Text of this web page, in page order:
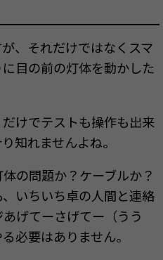
、それだけではなくスマ
目の前の灯体を動かした
けでテストも操作も出来
知れませんよね。
の問題か？ケーブルか？
いちいち卓の人間と連絡
げてーさげてー（うう
必要はありません。